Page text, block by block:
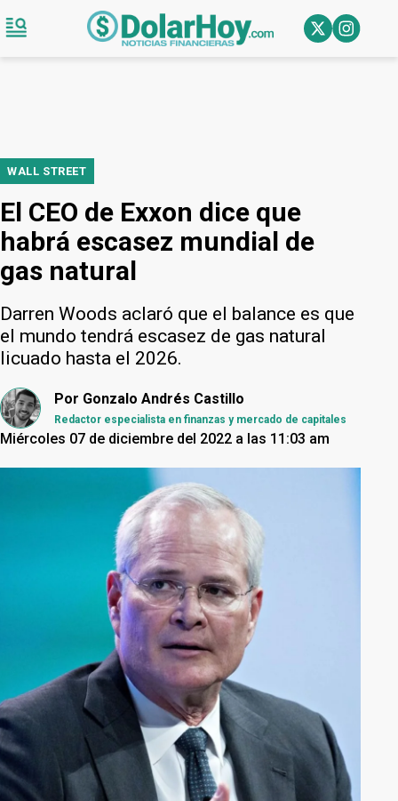
WALL STREET
El CEO de Exxon dice que
habrá escasez mundial de
gas natural
Darren Woods aclaró que el balance es que
el mundo tendrá escasez de gas natural
licuado hasta el 2026.
Por Gonzalo Andrés Castillo
Redactor especialista en finanzas y mercado de capitales
Miércoles 07 de diciembre del 2022 a las 11:03 am